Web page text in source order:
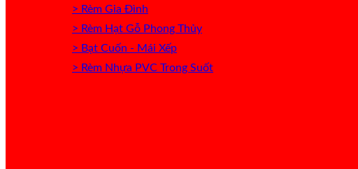
> Rèm Gia Đình
> Rèm Hạt Gỗ Phong Thủy
> Bạt Cuốn - Mái Xếp
> Rèm Nhựa PVC Trong Suốt